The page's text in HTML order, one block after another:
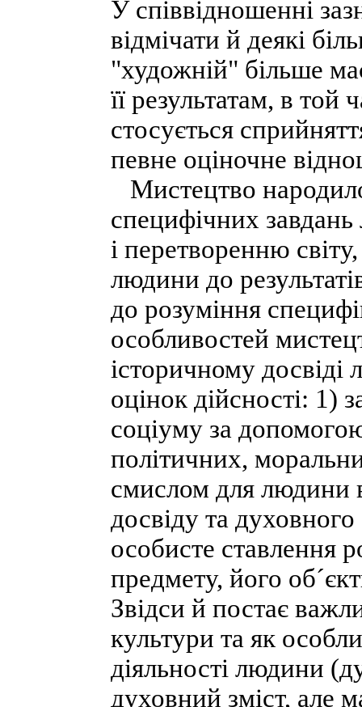
У співвідношенні
відмічати й деякі
"художній" більше
її результатам, в
стосується
певне оціночне
Мистецтво
специфічних
і перетворенню
людини до
до розуміння
особливостей
історичному
оцінок дійсності: 1)
соціуму за
політичних,
смислом для людини
досвіду та
особисте ставлення
предмету, його
Звідси й постає
культури та як
діяльності людини
духовний зміст, але